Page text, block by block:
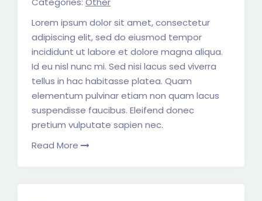
Lorem ipsum dolor sit amet, consectetur
adipiscing elit, sed do eiusmod tempor
incididunt ut labore et dolore magna aliqua.
Id eu nisl nunc mi. Sed nisi lacus sed viverra
tellus in hac habitasse platea. Quam
elementum pulvinar etiam non quam lacus
suspendisse faucibus. Eleifend donec
pretium vulputate sapien nec.
Read More